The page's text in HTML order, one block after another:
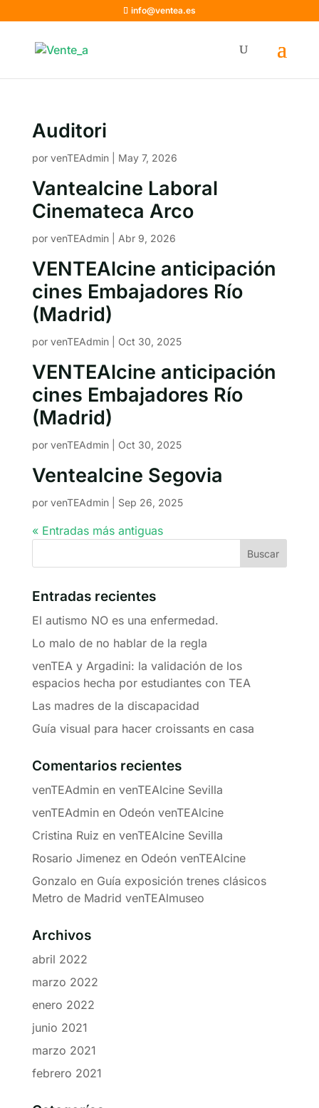
info@ventea.es
Auditori
por venTEAdmin| May 7, 2026
Vantealcine Laboral
Cinemateca Arco
por venTEAdmin| Abr 9, 2026
VENTEAlcine anticipación
cines Embajadores Río
(Madrid)
por venTEAdmin| Oct 30, 2025
VENTEAlcine anticipación
cines Embajadores Río
(Madrid)
por venTEAdmin| Oct 30, 2025
Ventealcine Segovia
por venTEAdmin| Sep 26, 2025
« Entradas más antiguas
Entradas recientes
El autismo NO es una enfermedad.
Lo malo de no hablar de la regla
venTEA y Argadini: la validación de los
espacios hecha por estudiantes con TEA
Las madres de la discapacidad
Guía visual para hacer croissants en casa
Comentarios recientes
venTEAdminen venTEAlcine Sevilla
venTEAdminen Odeón venTEAlcine
Cristina Ruiz en venTEAlcine Sevilla
Rosario Jimenez en Odeón venTEAlcine
Gonzalo en Guía exposición trenes clásicos
Metro de Madrid venTEAlmuseo
Archivos
abril 2022
marzo 2022
enero 2022
junio 2021
marzo 2021
febrero 2021